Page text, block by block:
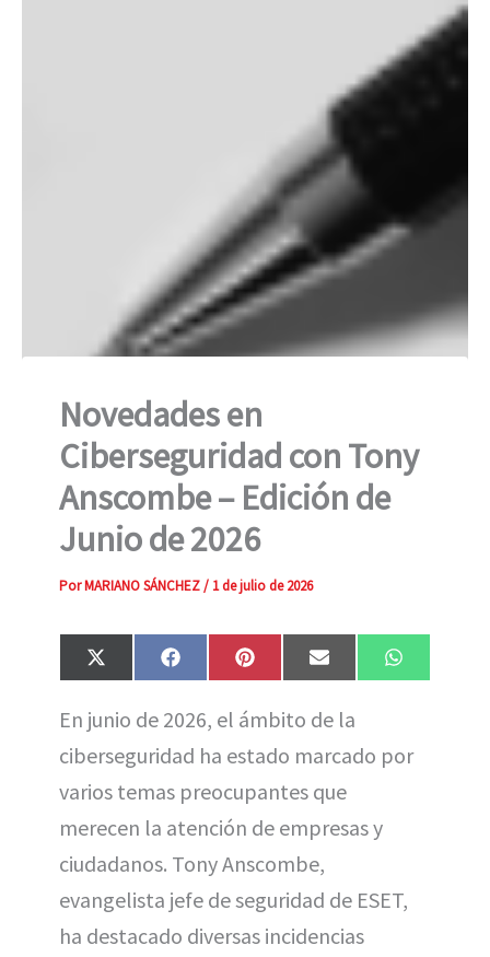
Novedades en
Ciberseguridad con Tony
Anscombe – Edición de
Junio de 2026
PorMARIANO SÁNCHEZ/ 1 de julio de 2026
Compartir
en
X
(
w
t
t
e
r
)
Compartir
en
F
a
e
o
o
k
Compartir
en
P
i
t
r
e
s
t
Compartir
en
E
m
i
Compartir
en
W
h
A
p
En junio de 2026, el ámbito de la
ciberseguridad ha estado marcado por
varios temas preocupantes que
merecen la atención de empresas y
ciudadanos. Tony Anscombe,
evangelista jefe de seguridad de ESET,
ha destacado diversas incidencias